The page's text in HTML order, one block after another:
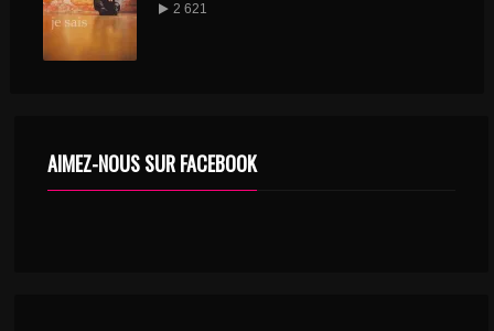
2 621
AIMEZ-NOUS SUR FACEBOOK